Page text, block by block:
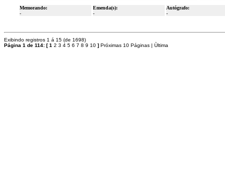
Memorando:
-
Emenda(s):
-
Autógrafo:
-
Exibindo registros 1 á 15 (de 1698)
Página 1 de 114: [1 2 3 4 5 6 7 8 9 10 ] Próximas 10 Páginas | Ùltima